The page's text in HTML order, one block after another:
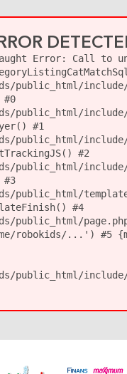
Error: Call to
public_html/include/
public_html/
#1
public_html/
#2
public_html/
#3
public_html/
#4
public_html/
robokids/...') #5
public_html/include/